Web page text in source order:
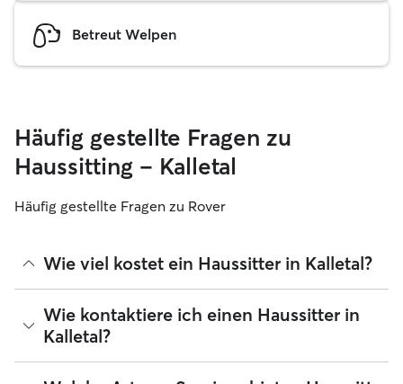
Betreut Welpen
Häufig gestellte Fragen zu
Haussitting – Kalletal
Häufig gestellte Fragen zu Rover
Wie viel kostet ein Haussitter in Kalletal?
Haussitter können ihre Preise bei Rover frei festlegen. Die
durchschnittlichen Kosten für einen Rover-Haussitter in
Kalletal betragen seit August 2026 etwa 30 pro Nacht,
einschließlich der Servicegebühren von Rover. Der Preis
Wie kontaktiere ich einen Haussitter in
Kalletal?